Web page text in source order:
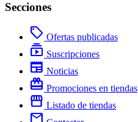
Secciones
local_offer Ofertas publicadas
subscriptions Suscripciones
newspaper Noticias
redeem Promociones en tiendas
storefront Listado de tiendas
mail